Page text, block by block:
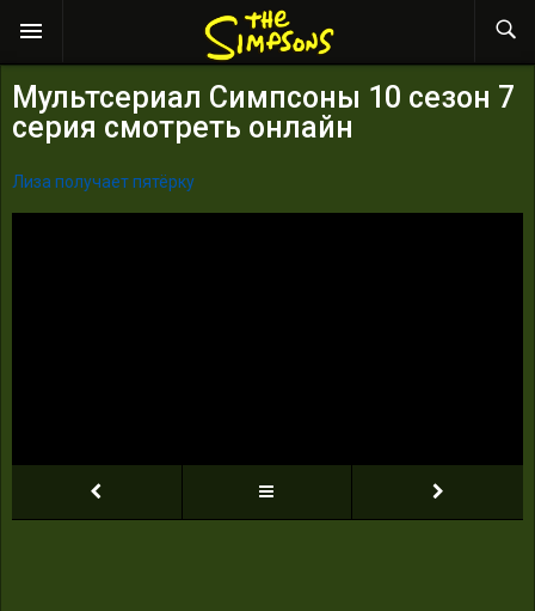
Мультсериал Симпсоны 10 сезон 7
серия смотреть онлайн
Лиза получает пятёрку